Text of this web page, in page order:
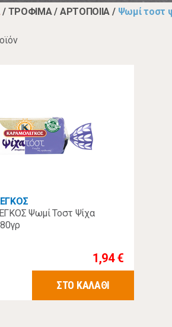
/ ΤΡΟΦΙΜΑ / ΑΡΤΟΠΟΙΙΑ / Ψωμί τοστ
Ψωμί Τοστ Ψίχα
1,94 €
ΣΤΟ ΚΑΛΑΘΙ